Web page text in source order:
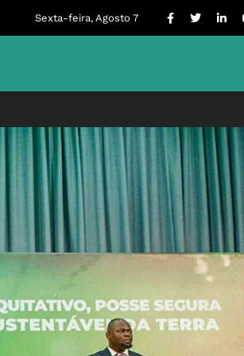
Sexta-feira, Agosto 7